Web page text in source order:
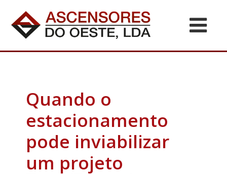
Quando o
estacionamento
pode inviabilizar
um projeto